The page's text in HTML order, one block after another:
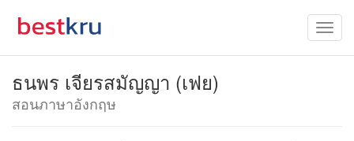
ธนพร เจียรสมัญญา (เฟย)
สอนภาษาอังกฤษ